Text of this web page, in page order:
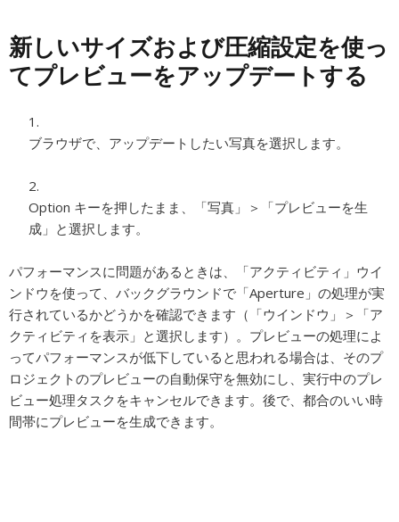
新しいサイズおよび圧縮設定を使っ
てプレビューをアップデートする
ブラウザで、アップデートしたい写真を選択します。
Option キーを押したまま、「写真」＞「プレビューを生
成」と選択します。
パフォーマンスに問題があるときは、「アクティビティ」ウイ
ンドウを使って、バックグラウンドで「Aperture」の処理が実
行されているかどうかを確認できます（「ウインドウ」＞「ア
クティビティを表示」と選択します）。プレビューの処理によ
ってパフォーマンスが低下していると思われる場合は、そのプ
ロジェクトのプレビューの自動保守を無効にし、実行中のプレ
ビュー処理タスクをキャンセルできます。後で、都合のいい時
間帯にプレビューを生成できます。